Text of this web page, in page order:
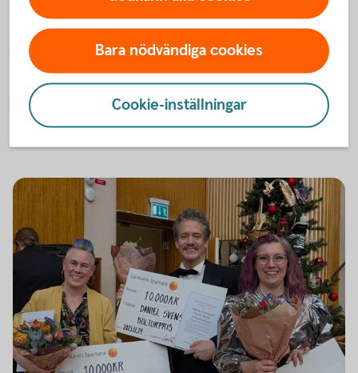
författaren Kerstin Ekman, som bland annat skrivit
romansviten Kvinnorna och staden. Juryns motivering: ”För
en författargärning som för alltid levandegjort Sörmlands
historia och kvinnornas drivande roll i framväxten av
Katrineholm. För en unik förmåga att skildra enskilda
individers levnadsöden på ett sätt som slår an en sträng av
identifikation och hågkomst hos var och en av oss.”
Bara nödvändiga cookies
Cookie-inställningar